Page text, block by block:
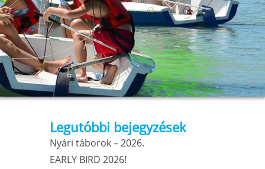
Legutóbbi bejegyzések
Nyári táborok – 2026.
EARLY BIRD 2026!